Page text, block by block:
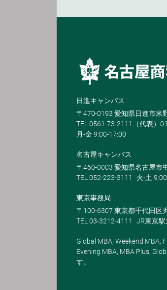
日進キャンパス
〒470-0193 愛知県日進市米
TEL 0561-73-2111（代表）
月-金 9:00-17:00
名古屋キャンパス
〒460-0003 愛知県名古屋市
TEL 052-223-3111
火-土
東京事務局
〒100-6307 東京都千代田区
TEL 03-3212-4111
JR東京
Global MBA, Weekend MBA,
Evening MBA, MBA Plus,
す。